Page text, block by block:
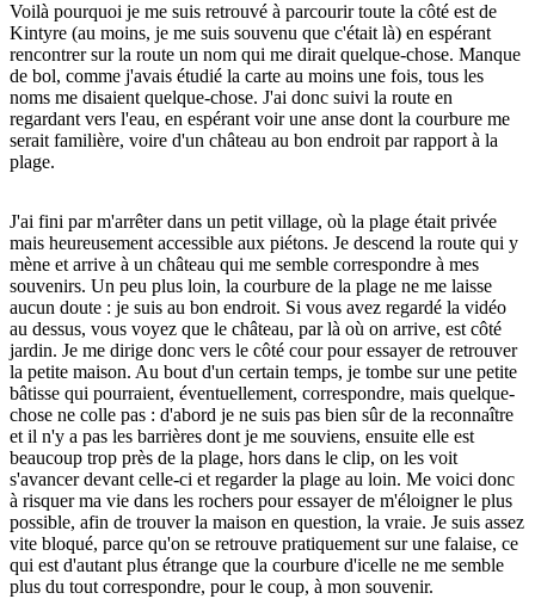
Voilà pourquoi je me suis retrouvé à parcourir toute la côté est de
Kintyre (au moins, je me suis souvenu que c'était là) en espérant
rencontrer sur la route un nom qui me dirait quelque-chose. Manque
de bol, comme j'avais étudié la carte au moins une fois, tous les
noms me disaient quelque-chose. J'ai donc suivi la route en
regardant vers l'eau, en espérant voir une anse dont la courbure me
serait familière, voire d'un château au bon endroit par rapport à la
plage.
J'ai fini par m'arrêter dans un petit village, où la plage était privée
mais heureusement accessible aux piétons. Je descend la route qui y
mène et arrive à un château qui me semble correspondre à mes
souvenirs. Un peu plus loin, la courbure de la plage ne me laisse
aucun doute : je suis au bon endroit. Si vous avez regardé la vidéo
au dessus, vous voyez que le château, par là où on arrive, est côté
jardin. Je me dirige donc vers le côté cour pour essayer de retrouver
la petite maison. Au bout d'un certain temps, je tombe sur une petite
bâtisse qui pourraient, éventuellement, correspondre, mais quelque-
chose ne colle pas : d'abord je ne suis pas bien sûr de la reconnaître
et il n'y a pas les barrières dont je me souviens, ensuite elle est
beaucoup trop près de la plage, hors dans le clip, on les voit
s'avancer devant celle-ci et regarder la plage au loin. Me voici donc
à risquer ma vie dans les rochers pour essayer de m'éloigner le plus
possible, afin de trouver la maison en question, la vraie. Je suis assez
vite bloqué, parce qu'on se retrouve pratiquement sur une falaise, ce
qui est d'autant plus étrange que la courbure d'icelle ne me semble
plus du tout correspondre, pour le coup, à mon souvenir.